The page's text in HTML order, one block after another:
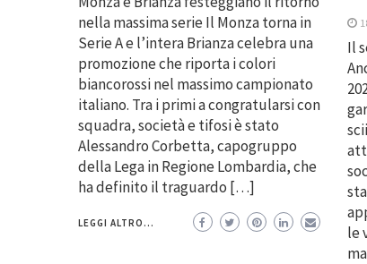
nella massima serie Il Monza torna in
Serie A e l’intera Brianza celebra una
promozione che riporta i colori
biancorossi nel massimo campionato
italiano. Tra i primi a congratularsi con
squadra, società e tifosi è stato
Alessandro Corbetta, capogruppo
della Lega in Regione Lombardia, che
ha definito il traguardo […]
LEGGI ALTRO...
Il
le